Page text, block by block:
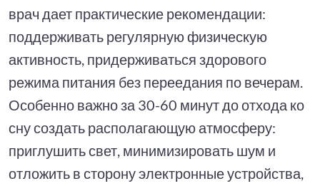
врач дает практические рекомендации:
поддерживать регулярную физическую
активность, придерживаться здорового
режима питания без переедания по вечерам.
Особенно важно за 30-60 минут до отхода ко
сну создать располагающую атмосферу:
приглушить свет, минимизировать шум и
отложить в сторону электронные устройства,